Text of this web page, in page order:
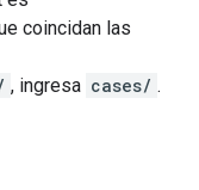
coincidan las
, ingresa cases/ .